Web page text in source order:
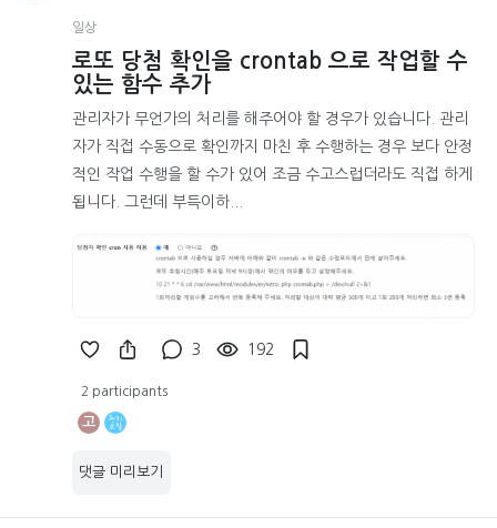
일상
로또 당첨 확인을 crontab 으로 작업할 수
있는 함수 추가
관리자가 무언가의 처리를 해주어야 할 경우가 있습니다. 관리
자가 직접 수동으로 확인까지 마친 후 수행하는 경우 보다 안정
적인 작업 수행을 할 수가 있어 조금 수고스럽더라도 직접 하게
됩니다. 그런데 부득이하...
3 192
2 participants
고
댓글 미리보기